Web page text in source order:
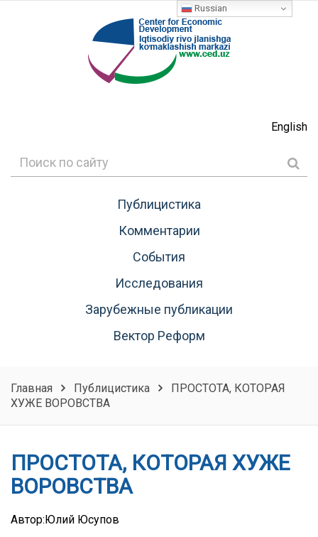
English
Публицистика
Комментарии
События
Исследования
Зарубежные публикации
Вектор Реформ
Главная Публицистика
ПРОСТОТА, КОТОРАЯ
ХУЖЕ ВОРОВСТВА
ПРОСТОТА, КОТОРАЯ ХУЖЕ
ВОРОВСТВА
Автор:Юлий Юсупов
Russian